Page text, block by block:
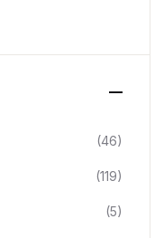
(46)
(119)
(5)